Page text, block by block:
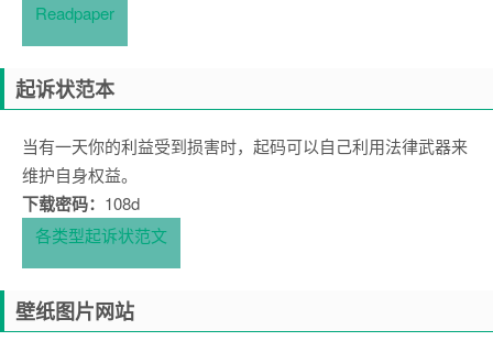
Readpaper
起诉状范本
当有一天你的利益受到损害时，起码可以自己利用法律武器来
维护自身权益。
下载密码： 108d
各类型起诉状范文
壁纸图片网站